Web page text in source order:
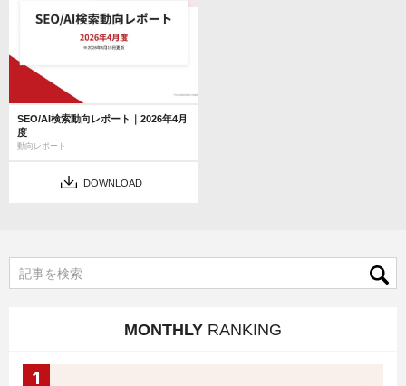
SEO/AI検索動向レポート｜2026年4月
度
動向レポート
DOWNLOAD
MONTHLY RANKING